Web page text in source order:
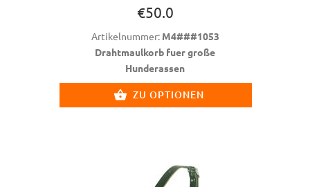
€50.0
Artikelnummer: M4###1053
Drahtmaulkorb fuer große
Hunderassen
ZU OPTIONEN